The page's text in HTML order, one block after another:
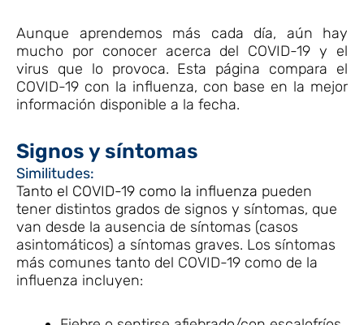
Aunque aprendemos más cada día, aún hay
mucho por conocer acerca del COVID-19 y el
virus que lo provoca. Esta página compara el
COVID-19 con la influenza, con base en la mejor
información disponible a la fecha.
Signos y síntomas
Similitudes:
Tanto el COVID-19 como la influenza pueden
tener distintos grados de signos y síntomas, que
van desde la ausencia de síntomas (casos
asintomáticos) a síntomas graves. Los síntomas
más comunes tanto del COVID-19 como de la
influenza incluyen: